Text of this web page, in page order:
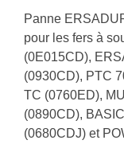
Panne
pour les fers à
(0E015CD),
(0930CD), PTC
TC (0760ED),
(0890CD),
(0680CDJ) et